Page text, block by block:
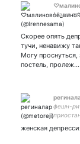
Мама
Скорее опять
тучи, ненавижу
Могу проснуться,
постель, пролеж…
фешн-
иногда
женская